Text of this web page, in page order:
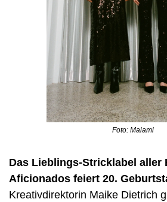
Foto: Maiami
Das Lieblings-Stricklabel aller
Kreativdirektorin Maike Dietrich